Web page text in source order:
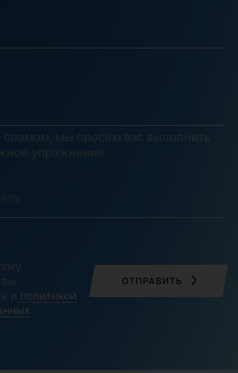
мы просим вас выполнить
упражнение:
вы
и политикой
ОТПРАВИТЬ